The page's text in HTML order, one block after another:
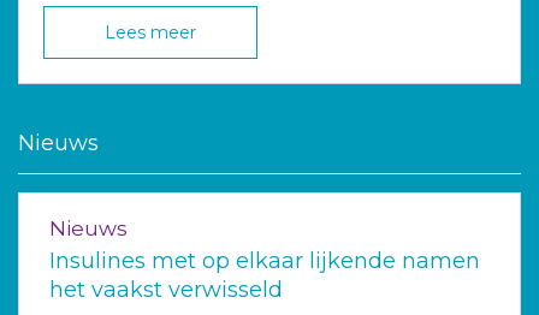
Lees meer
Nieuws
Nieuws
Insulines met op elkaar lijkende namen
het vaakst verwisseld